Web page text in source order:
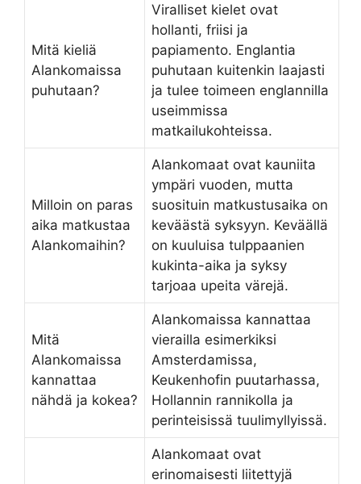
Mitä kieliä
Alankomaissa
puhutaan?
Viralliset kielet ovat
hollanti, friisi ja
papiamento. Englantia
puhutaan kuitenkin laajasti
ja tulee toimeen englannilla
useimmissa
matkailukohteissa.
Milloin on paras
aika matkustaa
Alankomaihin?
Alankomaat ovat kauniita
ympäri vuoden, mutta
suosituin matkustusaika on
keväästä syksyyn. Keväällä
on kuuluisa tulppaanien
kukinta-aika ja syksy
tarjoaa upeita värejä.
Mitä
Alankomaissa
kannattaa
nähdä ja kokea?
Alankomaissa kannattaa
vierailla esimerkiksi
Amsterdamissa,
Keukenhofin puutarhassa,
Hollannin rannikolla ja
perinteisissä tuulimyllyissä.
Alankomaat ovat
erinomaisesti liitettyjä